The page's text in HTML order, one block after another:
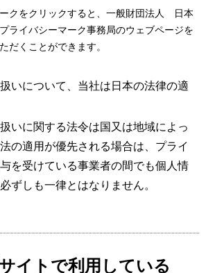
クをクリックすると、一般財団法人 日本
ライバシーマーク事務局のウェブページを
だくことができます。
いについて、当社は日本の法律の適
いに関する法令は国又は地域によっ
の適用が優先される場合は、プライ
を受けている事業者の間でも個人情
ずしも一律とはなりません。
イトで利用している